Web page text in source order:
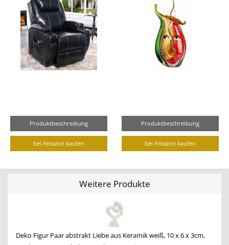
Produktbeschreibung
bei Amazon kaufen
Produktbeschreibung
bei Amazon kaufen
Weitere Produkte
Deko Figur Paar abstrakt Liebe aus Keramik weiß, 10 x 6 x 3cm,